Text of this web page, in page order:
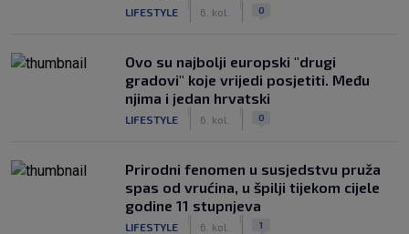
LIFESTYLE 6. kol. 0
Ovo su najbolji europski "drugi
gradovi" koje vrijedi posjetiti. Među
njima i jedan hrvatski
LIFESTYLE 6. kol. 0
Prirodni fenomen u susjedstvu pruža
spas od vrućina, u špilji tijekom cijele
godine 11 stupnjeva
LIFESTYLE 6. kol. 1